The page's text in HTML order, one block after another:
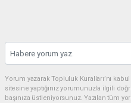
Yorum yazarak Topluluk Kuralları’nı
sitesine yaptığınız yorumunuzla ilgili
başınıza üstleniyorsunuz. Yazılan tüm